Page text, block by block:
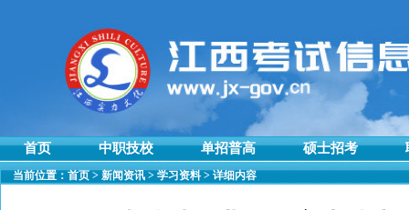
首页 中职技校 单招普高 硕士招考
当前位置： 首页 > 新闻资讯 > 学习资料 > 详细内容